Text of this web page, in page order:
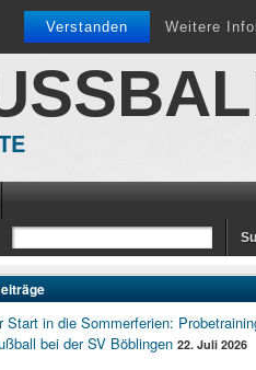
Verstanden Weitere
Start in die Sommerferien:
bei der SV Böblingen 22. Juli 2026